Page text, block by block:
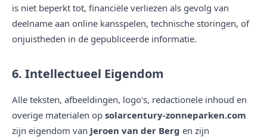
is niet beperkt tot, financiële verliezen als gevolg van
deelname aan online kansspelen, technische storingen, of
onjuistheden in de gepubliceerde informatie.
6. Intellectueel Eigendom
Alle teksten, afbeeldingen, logo's, redactionele inhoud en
overige materialen op solarcentury-zonneparken.com
zijn eigendom van Jeroen van der Berg en zijn